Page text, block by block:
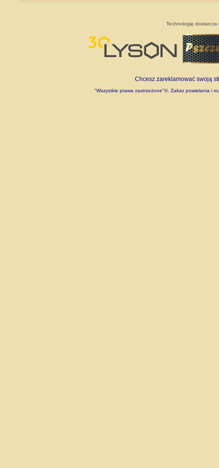
Technologię dostarcza
Chcesz zareklamować swoją
"Wszystkie prawa zastrzeżone"©. Zakaz powielania i